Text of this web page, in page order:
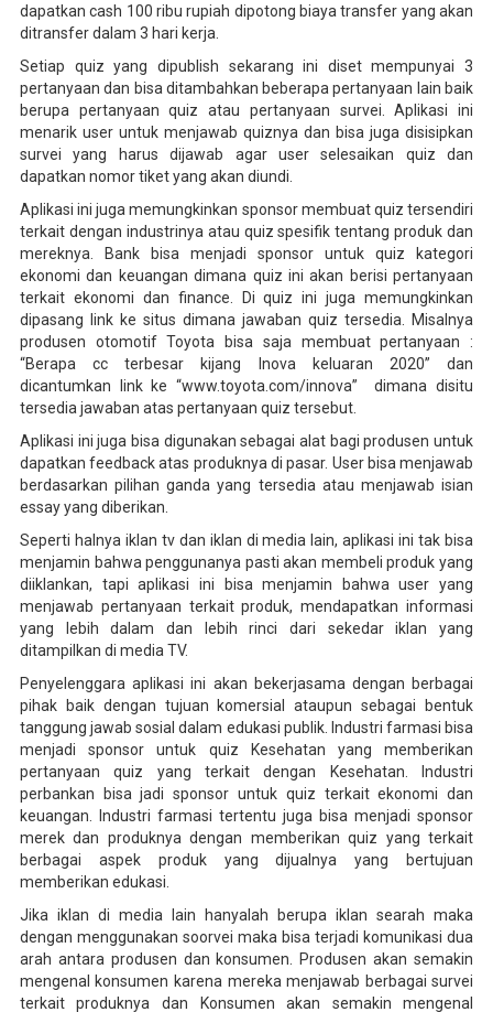
dapatkan cash 100 ribu rupiah dipotong biaya transfer yang akan
ditransfer dalam 3 hari kerja.
Setiap quiz yang dipublish sekarang ini diset mempunyai 3
pertanyaan dan bisa ditambahkan beberapa pertanyaan lain baik
berupa pertanyaan quiz atau pertanyaan survei. Aplikasi ini
menarik user untuk menjawab quiznya dan bisa juga disisipkan
survei yang harus dijawab agar user selesaikan quiz dan
dapatkan nomor tiket yang akan diundi.
Aplikasi ini juga memungkinkan sponsor membuat quiz tersendiri
terkait dengan industrinya atau quiz spesifik tentang produk dan
mereknya. Bank bisa menjadi sponsor untuk quiz kategori
ekonomi dan keuangan dimana quiz ini akan berisi pertanyaan
terkait ekonomi dan finance. Di quiz ini juga memungkinkan
dipasang link ke situs dimana jawaban quiz tersedia. Misalnya
produsen otomotif Toyota bisa saja membuat pertanyaan :
“Berapa cc terbesar kijang Inova keluaran 2020” dan
dicantumkan link ke “www.toyota.com/innova” dimana disitu
tersedia jawaban atas pertanyaan quiz tersebut.
Aplikasi ini juga bisa digunakan sebagai alat bagi produsen untuk
dapatkan feedback atas produknya di pasar. User bisa menjawab
berdasarkan pilihan ganda yang tersedia atau menjawab isian
essay yang diberikan.
Seperti halnya iklan tv dan iklan di media lain, aplikasi ini tak bisa
menjamin bahwa penggunanya pasti akan membeli produk yang
diiklankan, tapi aplikasi ini bisa menjamin bahwa user yang
menjawab pertanyaan terkait produk, mendapatkan informasi
yang lebih dalam dan lebih rinci dari sekedar iklan yang
ditampilkan di media TV.
Penyelenggara aplikasi ini akan bekerjasama dengan berbagai
pihak baik dengan tujuan komersial ataupun sebagai bentuk
tanggung jawab sosial dalam edukasi publik. Industri farmasi bisa
menjadi sponsor untuk quiz Kesehatan yang memberikan
pertanyaan quiz yang terkait dengan Kesehatan. Industri
perbankan bisa jadi sponsor untuk quiz terkait ekonomi dan
keuangan. Industri farmasi tertentu juga bisa menjadi sponsor
merek dan produknya dengan memberikan quiz yang terkait
berbagai aspek produk yang dijualnya yang bertujuan
memberikan edukasi.
Jika iklan di media lain hanyalah berupa iklan searah maka
dengan menggunakan soorvei maka bisa terjadi komunikasi dua
arah antara produsen dan konsumen. Produsen akan semakin
mengenal konsumen karena mereka menjawab berbagai survei
terkait produknya dan Konsumen akan semakin mengenal